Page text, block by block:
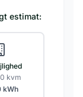
estimat:
kvm
kWh